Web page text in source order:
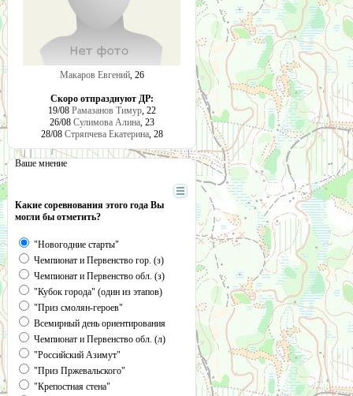
Макаров Евгений, 26
Скоро отпразднуют ДР:
19/08 Рамазанов Тимур, 22
26/08 Сулимова Алина, 23
28/08 Стряпчева Екатерина, 28
Ваше мнение
Какие соревнования этого года Вы
могли бы отметить?
"Новогодние старты"
Чемпионат и Первенство гор. (з)
Чемпионат и Первенство обл. (з)
"Кубок города" (один из этапов)
"Приз смолян-героев"
Всемирный день ориентирования
Чемпионат и Первенство обл. (л)
"Российский Азимут"
"Приз Пржевальского"
"Крепостная стена"